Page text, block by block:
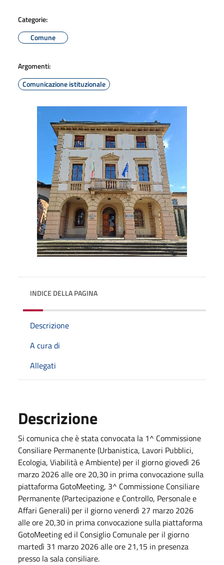
Categorie:
Comune
Argomenti:
Comunicazione istituzionale
INDICE DELLA PAGINA
Descrizione
A cura di
Allegati
Descrizione
Si comunica che è stata convocata la 1^ Commissione
Consiliare Permanente (Urbanistica, Lavori Pubblici,
Ecologia, Viabilità e Ambiente) per il giorno giovedì 26
marzo 2026 alle ore 20,30 in prima convocazione sulla
piattaforma GotoMeeting, 3^ Commissione Consiliare
Permanente (Partecipazione e Controllo, Personale e
Affari Generali) per il giorno venerdì 27 marzo 2026
alle ore 20,30 in prima convocazione sulla piattaforma
GotoMeeting ed il Consiglio Comunale per il giorno
martedì 31 marzo 2026 alle ore 21,15 in presenza
presso la sala consiliare.